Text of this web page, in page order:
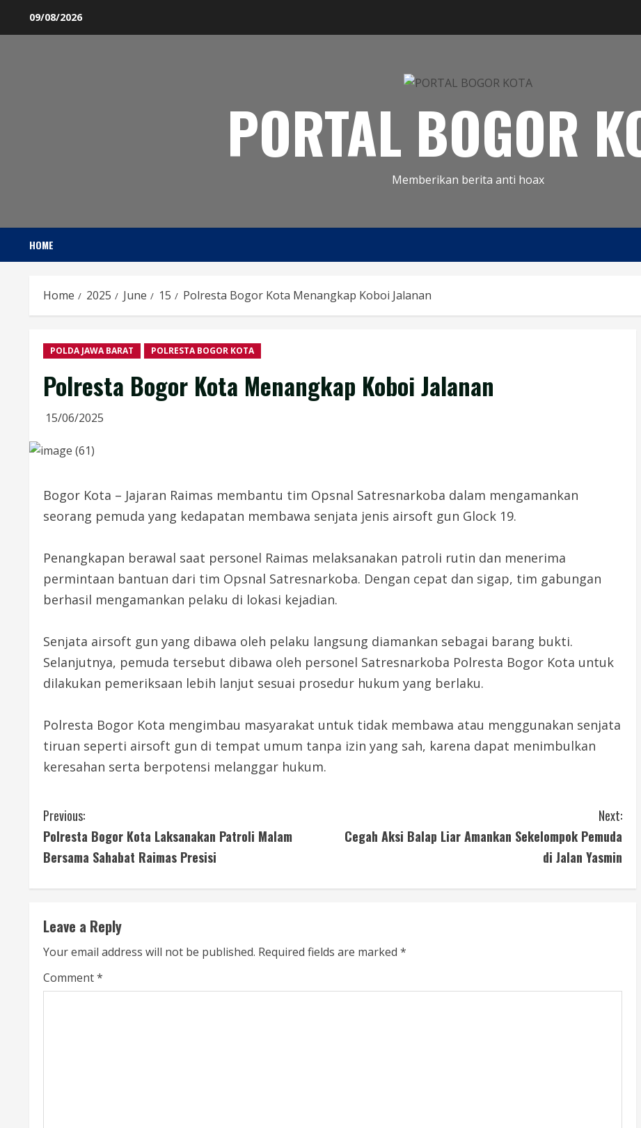
09/08/2026
PORTAL BOGOR
Memberikan berita anti hoax
HOME
Home 2025 June 15 Polresta Bogor Kota Menangkap Koboi Jalanan
POLDA JAWA BARAT POLRESTA BOGOR KOTA
Polresta Bogor Kota Menangkap Koboi Jalanan
15/06/2025
Bogor Kota – Jajaran Raimas membantu tim Opsnal Satresnarkoba dalam mengamankan
seorang pemuda yang kedapatan membawa senjata jenis airsoft gun Glock 19.
Penangkapan berawal saat personel Raimas melaksanakan patroli rutin dan menerima
permintaan bantuan dari tim Opsnal Satresnarkoba. Dengan cepat dan sigap, tim gabungan
berhasil mengamankan pelaku di lokasi kejadian.
Senjata airsoft gun yang dibawa oleh pelaku langsung diamankan sebagai barang bukti.
Selanjutnya, pemuda tersebut dibawa oleh personel Satresnarkoba Polresta Bogor Kota untuk
dilakukan pemeriksaan lebih lanjut sesuai prosedur hukum yang berlaku.
Polresta Bogor Kota mengimbau masyarakat untuk tidak membawa atau menggunakan senjata
tiruan seperti airsoft gun di tempat umum tanpa izin yang sah, karena dapat menimbulkan
keresahan serta berpotensi melanggar hukum.
C
o
i
n
u
Previous:
Polresta Bogor Kota Laksanakan Patroli Malam
Bersama Sahabat Raimas Presisi
Next:
Cegah Aksi Balap Liar Amankan Sekelompok Pemuda
di Jalan Yasmin
Leave a Reply
Your email address will not be published. Required fields are marked *
Comment*